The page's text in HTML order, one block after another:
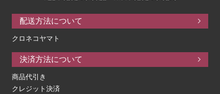
配送方法について
クロネコヤマト
決済方法について
商品代引き
クレジット決済